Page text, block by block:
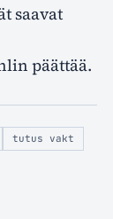
saavat
päättää.
tutus vakt